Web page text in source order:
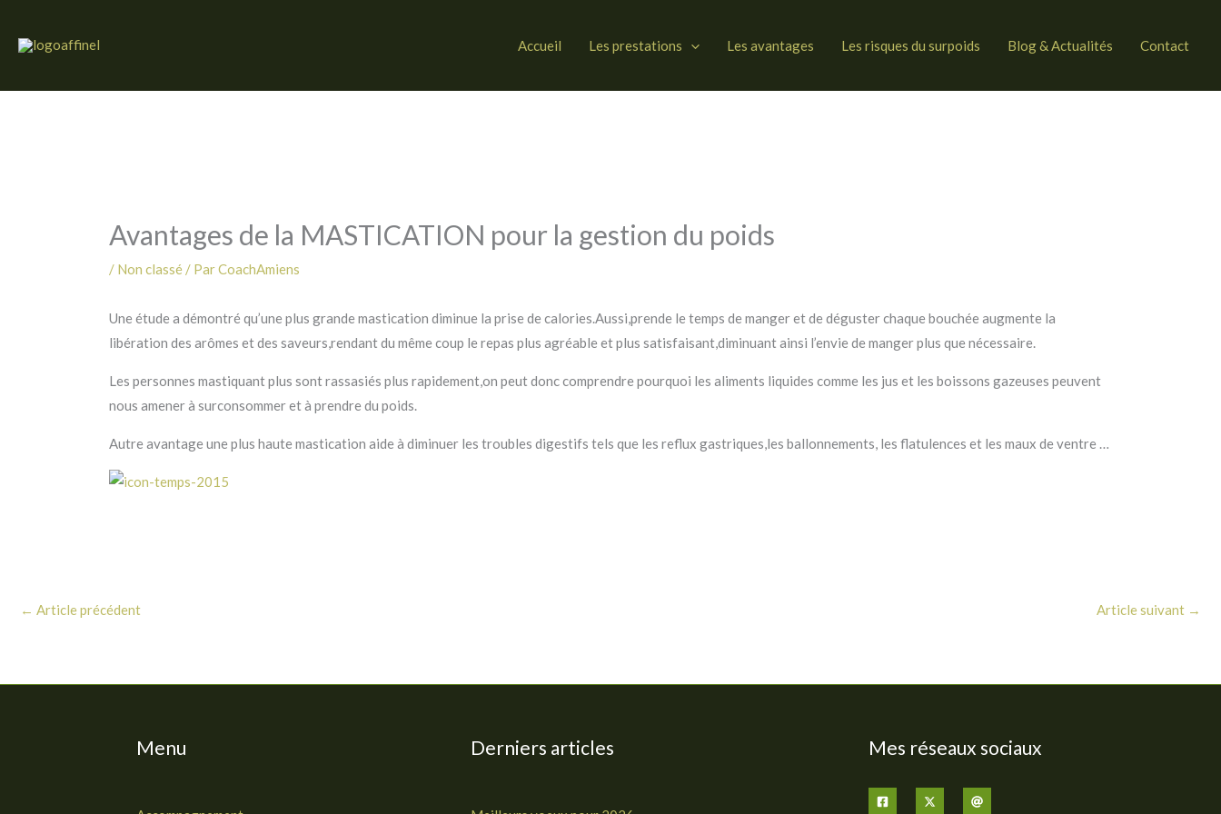
Accueil Les prestations Les avantages Les risques du surpoids Blog & Actualités Contact
Avantages de la MASTICATION pour la gestion du poids
/ Non classé / ParCoachAmiens
Une étude a démontré qu’une plus grande mastication diminue la prise de calories.Aussi,prende le temps de manger et de déguster chaque bouchée augmente la
libération des arômes et des saveurs,rendant du même coup le repas plus agréable et plus satisfaisant,diminuant ainsi l’envie de manger plus que nécessaire.
Les personnes mastiquant plus sont rassasiés plus rapidement,on peut donc comprendre pourquoi les aliments liquides comme les jus et les boissons gazeuses peuvent
nous amener à surconsommer et à prendre du poids.
Autre avantage une plus haute mastication aide à diminuer les troubles digestifs tels que les reflux gastriques,les ballonnements, les flatulences et les maux de ventre …
← Article précédent Article suivant →
Menu Derniers articles Mes réseaux sociaux